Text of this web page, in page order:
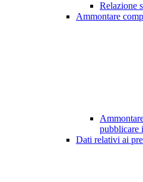
Relazione
Ammontare
pubblicare
Dati relativi ai